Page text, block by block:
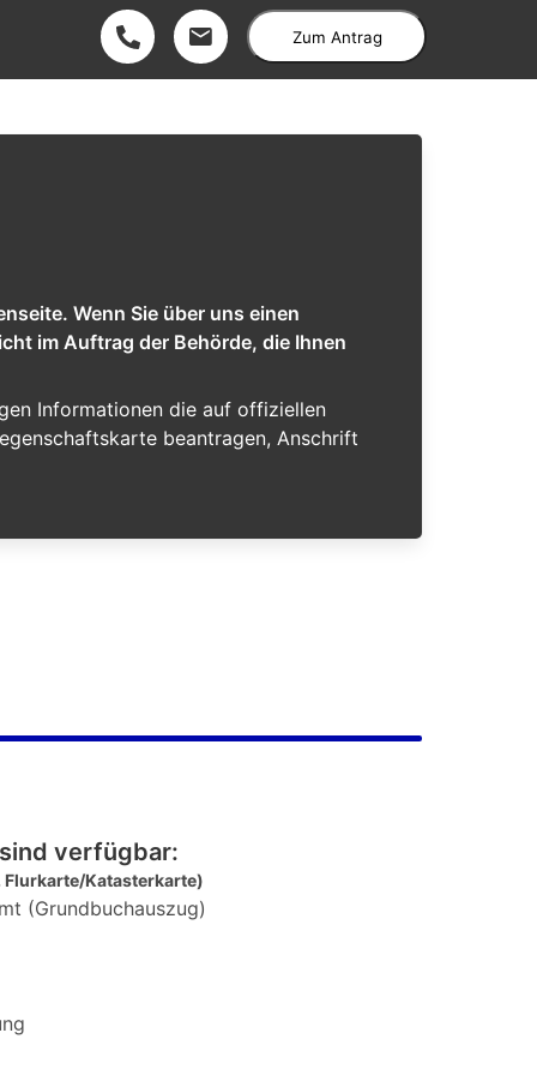
Zum Antrag
Wenn Sie über uns einen
im Auftrag der Behörde, die Ihnen
Informationen die auf offiziellen
beantragen, Anschrift
verfügbar:
Flurkarte/Katasterkarte)
(Grundbuchauszug)